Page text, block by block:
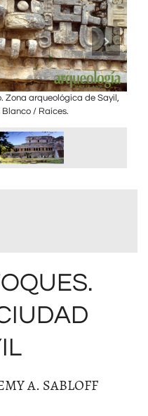
Zona arqueológica de Sayil,
Blanco / Raíces.
A. SABLOFF